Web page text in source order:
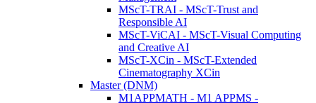
MScT-TRAI - MScT-Trust and
Responsible AI
MScT-ViCAI - MScT-Visual Computing
and Creative AI
MScT-XCin - MScT-Extended
Cinematography XCin
Master (DNM)
M1APPMATH - M1 APPMS -